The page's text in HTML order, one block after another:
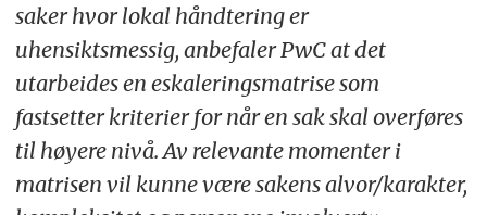
• Dagens retningslinjer er for overordnede og
oppleves tidvis uklare og gir lite veiledning for
hvordan varsler skal saksbehandles.
• Forsvaret mangler en helhetlig oversikt over
saker, uavhengig av kategorisering - som er
viktig for å kunne avdekke svakheter på tvers
saker hvor lokal håndtering er
uhensiktsmessig, anbefaler PwC at det
utarbeides en eskaleringsmatrise som
fastsetter kriterier for når en sak skal overføres
til høyere nivå. Av relevante momenter i
matrisen vil kunne være sakens alvor/karakter,